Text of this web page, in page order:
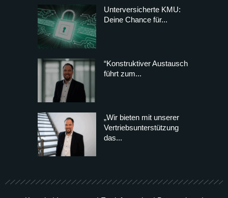
Unterversicherte KMU:
Deine Chance für...
“Konstruktiver Austausch
führt zum...
„Wir bieten mit unserer
Vertriebsunterstützung
das...